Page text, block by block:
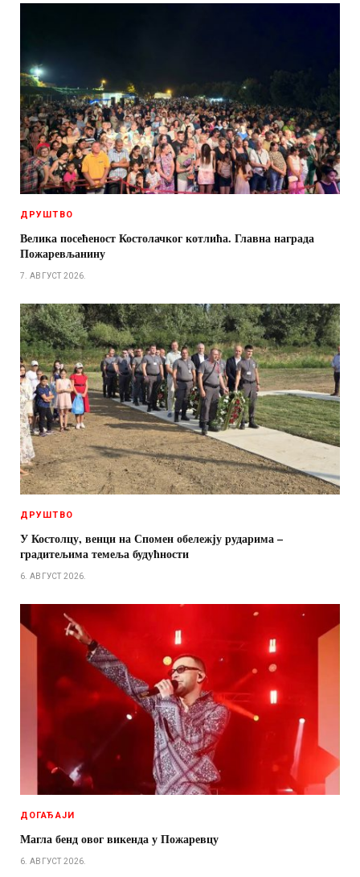
ДРУШТВО
Велика посећеност Костолачког котлића. Главна награда
Пожаревљанину
7. АВГУСТ 2026.
ДРУШТВО
У Костолцу, венци на Спомен обележју рударима –
градитељима темеља будућности
6. АВГУСТ 2026.
ДОГАЂАЈИ
Магла бенд овог викенда у Пожаревцу
6. АВГУСТ 2026.